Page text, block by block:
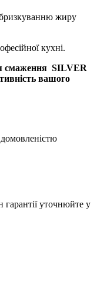
жиру
кухні.
смаження SILVER
вашого
гарантії уточнюйте у